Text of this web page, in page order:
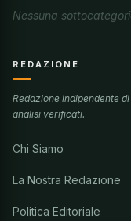
Nessuna
REDAZIONE
Redazione indipendente
analisi verificati.
Chi Siamo
La Nostra Redazione
Politica Editoriale